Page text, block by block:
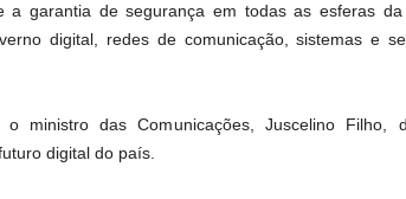
a garantia de segurança em todas as esferas
digital, redes de comunicação, sistemas e
o ministro das Comunicações, Juscelino Filho,
digital do país.